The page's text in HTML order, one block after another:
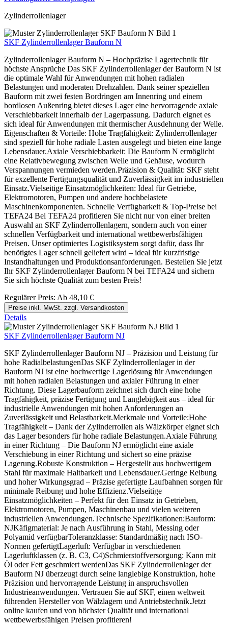
Zylinderrollenlager
SKF Zylinderrollenlager Bauform N
Zylinderrollenlager Bauform N – Hochpräzise Lagertechnik für
höchste Ansprüche Das SKF Zylinderrollenlager der Bauform N ist
die optimale Wahl für Anwendungen mit hohen radialen
Belastungen und moderaten Drehzahlen. Dank seiner speziellen
Bauform mit zwei festen Bordringen am Innenring und einem
bordlosen Außenring bietet dieses Lager eine hervorragende axiale
Verschiebbarkeit innerhalb der Lagerpassung. Dadurch eignet es
sich ideal für Anwendungen mit thermischer Ausdehnung der Welle.
Eigenschaften & Vorteile: Hohe Tragfähigkeit: Zylinderrollenlager
sind speziell für hohe radiale Lasten ausgelegt und bieten eine lange
Lebensdauer.Axiale Verschiebbarkeit: Die Bauform N ermöglicht
eine Relativbewegung zwischen Welle und Gehäuse, wodurch
Verspannungen vermieden werden.Präzision & Qualität: SKF steht
für exzellente Fertigungsqualität und Zuverlässigkeit im industriellen
Einsatz.Vielseitige Einsatzmöglichkeiten: Ideal für Getriebe,
Elektromotoren, Pumpen und andere hochbelastete
Maschinenkomponenten. Schnelle Verfügbarkeit & Top-Preise bei
TEFA24 Bei TEFA24 profitieren Sie nicht nur von einer breiten
Auswahl an SKF Zylinderrollenlagern, sondern auch von einer
schnellen Verfügbarkeit und international wettbewerbsfähigen
Preisen. Unser optimiertes Logistiksystem sorgt dafür, dass Ihr
benötigtes Lager schnell geliefert wird – ideal für kurzfristige
Instandhaltungen und Produktionsanforderungen. Bestellen Sie jetzt
Ihr SKF Zylinderrollenlager Bauform N bei TEFA24 und sichern
Sie sich höchste Qualität zum besten Preis!
Regulärer Preis: Ab 48,10 €
Preise inkl. MwSt. zzgl. Versandkosten
Details
SKF Zylinderrollenlager Bauform NJ
SKF Zylinderrollenlager Bauform NJ – Präzision und Leistung für
hohe RadialbelastungenDas SKF Zylinderrollenlager in der
Bauform NJ ist eine hochwertige Lagerlösung für Anwendungen
mit hohen radialen Belastungen und axialer Führung in einer
Richtung. Diese Lagerbauform zeichnet sich durch eine hohe
Tragfähigkeit, präzise Fertigung und Langlebigkeit aus – ideal für
industrielle Anwendungen mit hohen Anforderungen an
Zuverlässigkeit und Belastbarkeit.Merkmale und Vorteile:Hohe
Tragfähigkeit – Dank der Zylinderrollen als Wälzkörper eignet sich
das Lager besonders für hohe radiale Belastungen.Axiale Führung
in einer Richtung – Die Bauform NJ ermöglicht eine axiale
Verschiebung in einer Richtung und sichert so eine präzise
Lagerung.Robuste Konstruktion – Hergestellt aus hochwertigem
Stahl für maximale Haltbarkeit und Lebensdauer.Geringe Reibung
und hoher Wirkungsgrad – Präzise gefertigte Laufbahnen sorgen für
minimale Reibung und hohe Effizienz.Vielseitige
Einsatzmöglichkeiten – Perfekt für den Einsatz in Getrieben,
Elektromotoren, Pumpen, Maschinenbau und vielen weiteren
industriellen Anwendungen.Technische Spezifikationen:Bauform:
NJKäfigmaterial: Je nach Ausführung in Stahl, Messing oder
Polyamid verfügbarToleranzklasse: Standardmäßig nach ISO-
Normen gefertigtLagerluft: Verfügbar in verschiedenen
Lagerluftklassen (z. B. C3, C4)Schmierstoffversorgung: Kann mit
Öl oder Fett geschmiert werdenDas SKF Zylinderrollenlager der
Bauform NJ überzeugt durch seine langlebige Konstruktion, hohe
Präzision und hervorragende Leistung in anspruchsvollen
Industrieanwendungen. Vertrauen Sie auf SKF, einen weltweit
führenden Hersteller von Wälzlagern und Antriebstechnik.Jetzt
online kaufen und von höchster Qualität und international
wettbewerbsfähigen Preisen profitieren!